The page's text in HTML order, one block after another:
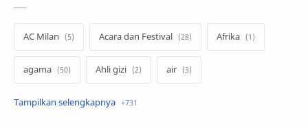
AC Milan Acara dan Festival Afrika
agama Ahli gizi air
air minum Airbnb